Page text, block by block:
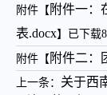
附件【 附件一：
表.docx】已下载
附件【 附件二：
上一条： 关于西